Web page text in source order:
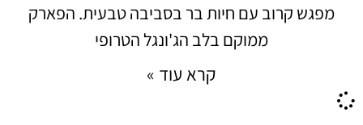
מפגש קרוב עם חיות בר בסביבה טבעית. הפארק
ממוקם בלב הג'ונגל הטרופי
קרא עוד »